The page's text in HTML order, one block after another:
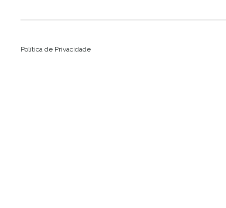
Política de Privacidade